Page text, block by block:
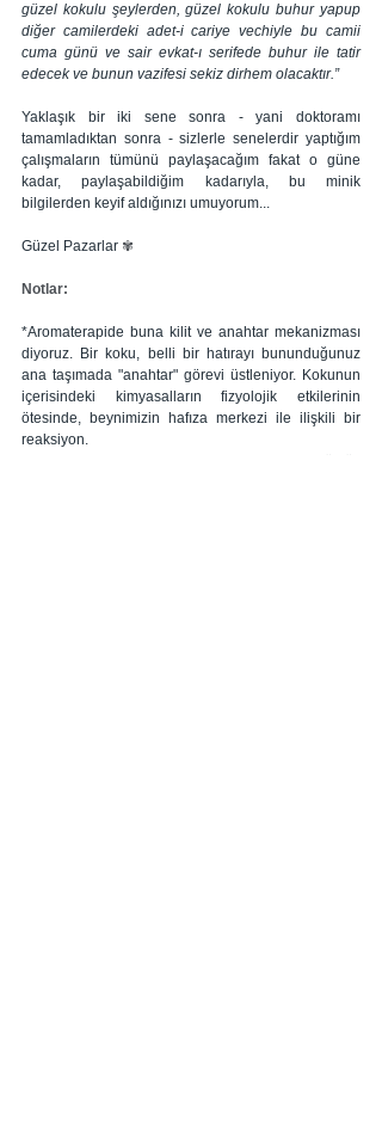
güzel kokulu şeylerden, güzel kokulu buhur yapup
diğer camilerdeki adet-i cariye vechiyle bu camii
cuma günü ve sair evkat-ı serifede buhur ile tatir
edecek ve bunun vazifesi sekiz dirhem olacaktır.”
Yaklaşık bir iki sene sonra - yani doktoramı
tamamladıktan sonra - sizlerle senelerdir yaptığım
çalışmaların tümünü paylaşacağım fakat o güne
kadar, paylaşabildiğim kadarıyla, bu minik
bilgilerden keyif aldığınızı umuyorum...
Güzel Pazarlar ✾
Notlar:
*Aromaterapide buna kilit ve anahtar mekanizması
diyoruz. Bir koku, belli bir hatırayı bununduğunuz
ana taşımada "anahtar" görevi üstleniyor. Kokunun
içerisindeki kimyasalların fizyolojik etkilerinin
ötesinde, beynimizin hafıza merkezi ile ilişkili bir
reaksiyon.